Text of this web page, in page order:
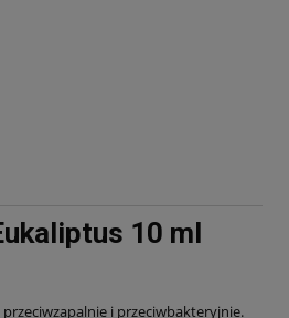
10 ml
i przeciwbakteryjnie.